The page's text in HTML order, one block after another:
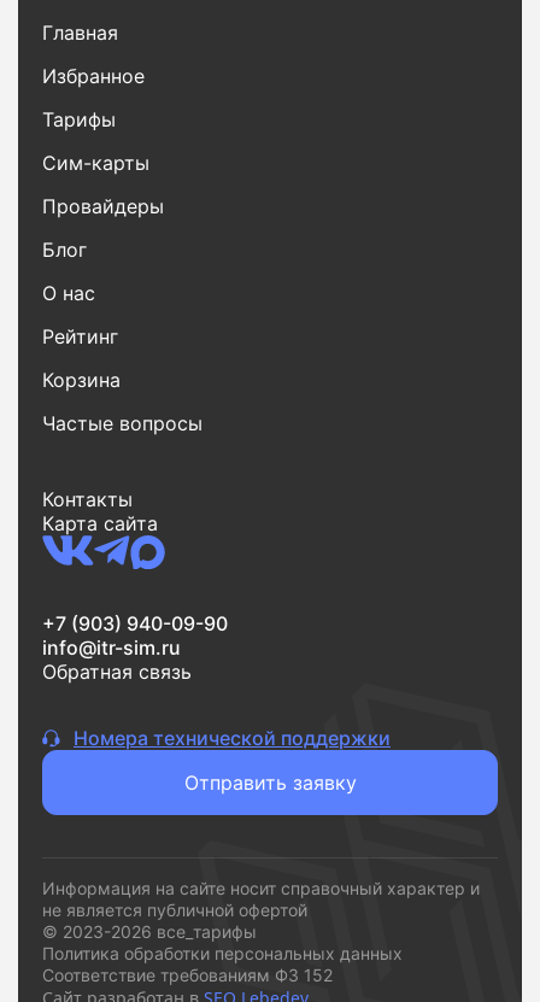
Главная
Избранное
Тарифы
Сим-карты
Провайдеры
Блог
О нас
Рейтинг
Корзина
Частые вопросы
Контакты
Карта сайта
+7 (903) 940-09-90
info@itr-sim.ru
Обратная связь
Номера технической поддержки
Отправить заявку
Информация на сайте носит справочный характер и
не является публичной офертой
© 2023-2026 все_тарифы
Политика обработки персональных данных
Соответствие требованиям ФЗ 152